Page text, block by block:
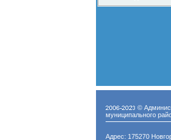
©
муниципального
Адрес: 175270